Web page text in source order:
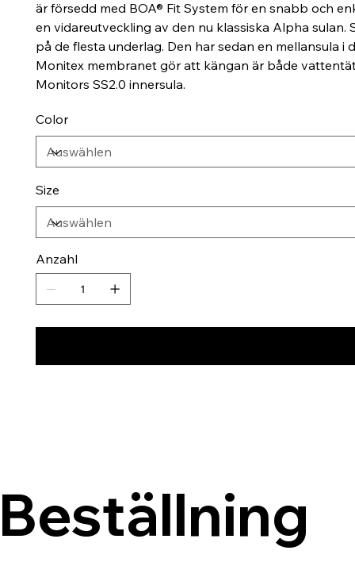
är försedd med BOA® Fit System för en snabb och
en vidareutveckling av den nu klassiska Alpha
på de flesta underlag. Den har sedan en mellansula
Monitex membranet gör att kängan är både
Monitors SS2.0 innersula.
Color
Size
Anzahl